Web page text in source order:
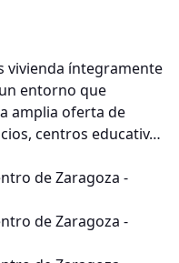
vivienda íntegramente
entorno que
amplia oferta de
centros educativ…